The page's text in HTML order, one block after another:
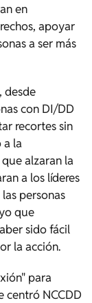
en
apoyar
a ser más
desde
con DI/DD
recortes sin
a la
alzaran la
a los líderes
personas
que
sido fácil
la acción.
para
centró NCCDD